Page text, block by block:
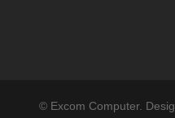
© Excom Computer.